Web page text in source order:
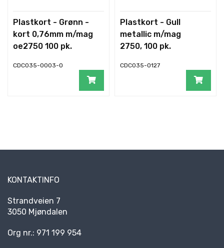
Plastkort - Grønn -
kort 0,76mm m/mag
oe2750 100 pk.
CDC035-0003-O
Plastkort - Gull
metallic m/mag
2750, 100 pk.
CDC035-0127
KONTAKTINFO
Strandveien 7
3050 Mjøndalen
Org nr.: 971 199 954